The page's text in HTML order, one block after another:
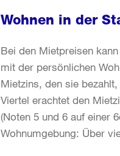
Wohnen in der
Bei den Mietpreisen
mit der persönlichen
Mietzins, den sie
Viertel erachtet den
(Noten 5 und 6 auf einer
Wohnumgebung: Über